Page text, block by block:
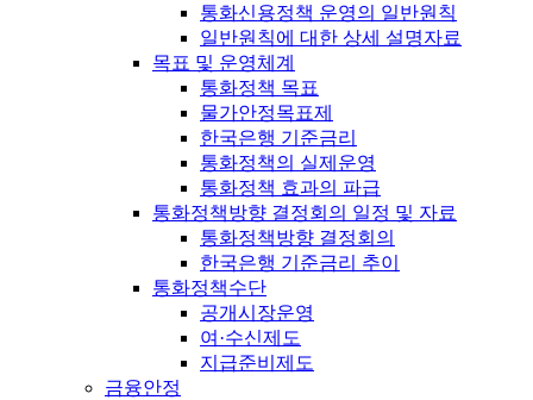
통화신용정책 운영의 일반원칙
일반원칙에 대한 상세 설명자료
목표 및 운영체계
통화정책 목표
물가안정목표제
한국은행 기준금리
통화정책의 실제운영
통화정책 효과의 파급
통화정책방향 결정회의 일정 및 자료
통화정책방향 결정회의
한국은행 기준금리 추이
통화정책수단
공개시장운영
여·수신제도
지급준비제도
금융안정